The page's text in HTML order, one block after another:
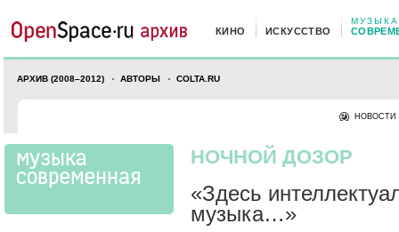
КИНО ИСКУССТВО
МУЗЫКА
АРХИВ (2008–2012) АВТОРЫ COLTA.RU
НОВОСТИ
НОЧНОЙ ДОЗОР
«Здесь
музыка…»